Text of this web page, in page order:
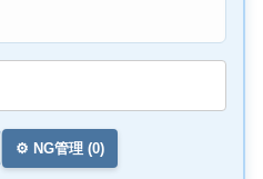
⚙️ NG管理 (0)